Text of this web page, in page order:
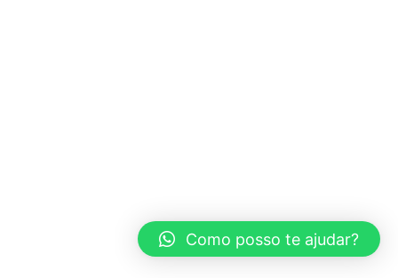
Como posso te ajudar?